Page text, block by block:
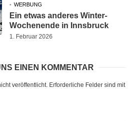
WERBUNG
Ein etwas anderes Winter-
Wochenende in Innsbruck
1. Februar 2026
EINEN KOMMENTAR
veröffentlicht. Erforderliche Felder sind mit